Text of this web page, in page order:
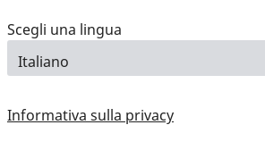
Scegli una lingua
Informativa sulla privacy